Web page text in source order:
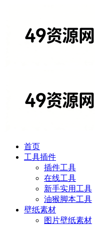
首页
工具插件
插件工具
在线工具
新手实用工具
油猴脚本工具
壁纸素材
图片壁纸素材